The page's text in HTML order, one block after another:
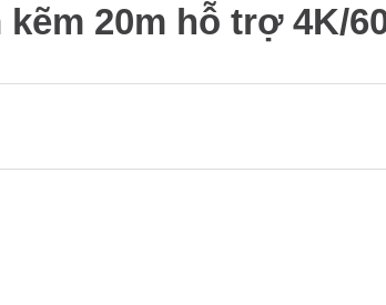
20m hỗ trợ 4K/